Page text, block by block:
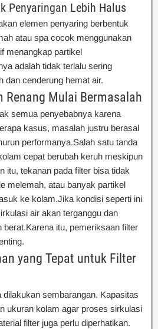
Penyaringan Lebih Halus
elemen penyaring berbentuk
atau spa cocok menggunakan
menangkap partikel
adalah tidak terlalu sering
dan cenderung hemat air.
Renang Mulai Bermasalah
semua penyebabnya karena
kasus, masalah justru berasal
performanya.Salah satu tanda
cepat berubah keruh meskipun
itu, tekanan pada filter bisa tidak
melemah, atau banyak partikel
ke kolam.Jika kondisi seperti ini
air akan terganggu dan
berat.Karena itu, pemeriksaan filter
yang Tepat untuk Filter
dilakukan sembarangan. Kapasitas
ukuran kolam agar proses sirkulasi
filter juga perlu diperhatikan.